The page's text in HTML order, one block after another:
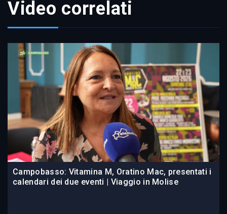
Video correlati
Campobasso: Vitamina M, Oratino Mac, presentati i
calendari dei due eventi | Viaggio in Molise